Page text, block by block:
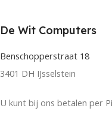
De Wit Computers
Benschopperstraat 18
3401 DH IJsselstein
U kunt bij ons betalen per